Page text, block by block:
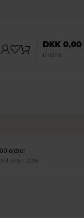
0 varer
DKK0,00
ordrer
siden 2016